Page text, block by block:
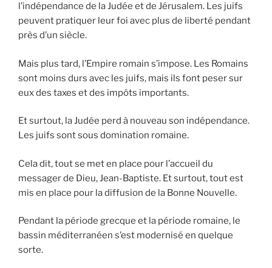
l’indépendance de la Judée et de Jérusalem. Les juifs
peuvent pratiquer leur foi avec plus de liberté pendant
près d’un siècle.
Mais plus tard, l’Empire romain s’impose. Les Romains
sont moins durs avec les juifs, mais ils font peser sur
eux des taxes et des impôts importants.
Et surtout, la Judée perd à nouveau son indépendance.
Les juifs sont sous domination romaine.
Cela dit, tout se met en place pour l’accueil du
messager de Dieu, Jean-Baptiste. Et surtout, tout est
mis en place pour la diffusion de la Bonne Nouvelle.
Pendant la période grecque et la période romaine, le
bassin méditerranéen s’est modernisé en quelque
sorte.